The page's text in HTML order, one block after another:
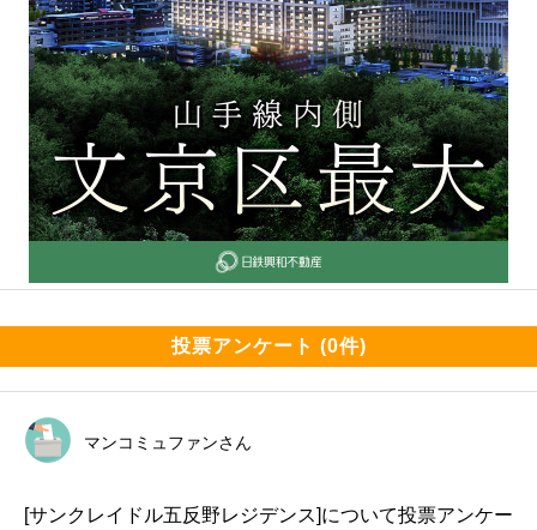
投票アンケート (0件)
マンコミュファンさん
[サンクレイドル五反野レジデンス]について投票アンケー